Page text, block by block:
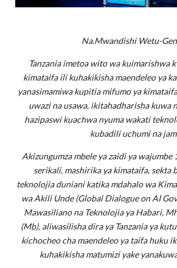
Na.Mwandishi Wetu-
Tanzania imetoa wito wa kuimarishwa
kimataifa ili kuhakikisha maendeleo ya
yanasimamiwa kupitia mifumo ya
uwazi na usawa, ikitahadharisha kuwa
hazipaswi kuachwa nyuma wakati
kubadili uchumi na
Akizungumza mbele ya zaidi ya
serikali, mashirika ya kimataifa, sekta
teknolojia duniani katika mdahalo wa
wa Akili Unde (Global Dialogue on AI
Mawasiliano na Teknolojia ya Habari,
(Mb), aliwasilisha dira ya Tanzania ya
kichocheo cha maendeleo ya taifa huku
kuhakikisha matumizi yake